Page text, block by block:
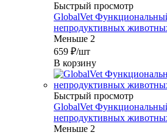
Быстрый просмотр
GlobalVet
непродуктивных
Меньше 2
659 ₽/шт
В корзину
Быстрый просмотр
GlobalVet
непродуктивных
Меньше 2